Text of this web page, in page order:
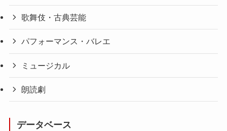
歌舞伎・古典芸能
パフォーマンス・バレエ
ミュージカル
朗読劇
データベース